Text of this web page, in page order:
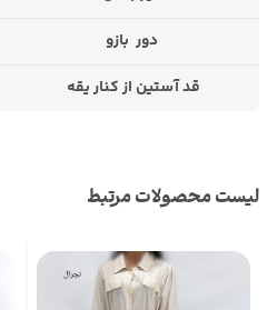
دور بازو
قد آستین از کنار یقه
لیست محصولات مرتبط